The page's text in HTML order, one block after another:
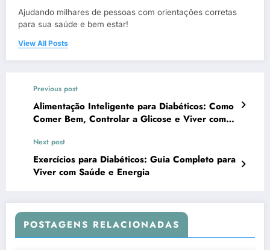
Ajudando milhares de pessoas com orientações corretas
para sua saúde e bem estar!
View All Posts
Previous post
Alimentação Inteligente para Diabéticos: Como
Comer Bem, Controlar a Glicose e Viver com
Next post
Exercícios para Diabéticos: Guia Completo para
Viver com Saúde e Energia
POSTAGENS RELACIONADAS